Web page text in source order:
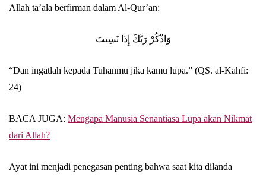
Allah ta’ala berfirman dalam Al-Qur’an:
‎وَاذْكُرْ رَبَّكَ إِذَا نَسِيتَ
“Dan ingatlah kepada Tuhanmu jika kamu lupa.” (QS. al-Kahfi:
24)
BACA JUGA: Mengapa Manusia Senantiasa Lupa akan Nikmat
dari Allah?
Ayat ini menjadi penegasan penting bahwa saat kita dilanda